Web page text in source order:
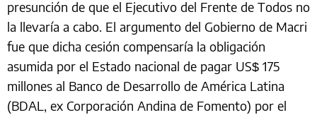
presunción de que el Ejecutivo del Frente de Todos no
la llevaría a cabo. El argumento del Gobierno de Macri
fue que dicha cesión compensaría la obligación
asumida por el Estado nacional de pagar US$ 175
millones al Banco de Desarrollo de América Latina
(BDAL, ex Corporación Andina de Fomento) por el